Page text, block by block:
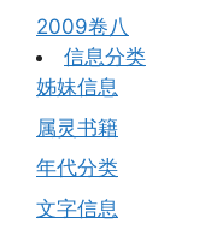
2009卷八
信息分类
姊妹信息
属灵书籍
年代分类
文字信息